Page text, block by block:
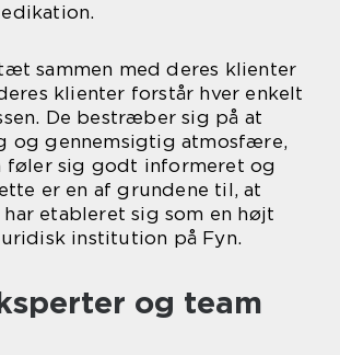
sammen med deres klienter
klienter forstår hver enkelt
De bestræber sig på at
og gennemsigtig atmosfære,
føler sig godt informeret og
er en af grundene til, at
etableret sig som en højt
institution på Fyn.
og team